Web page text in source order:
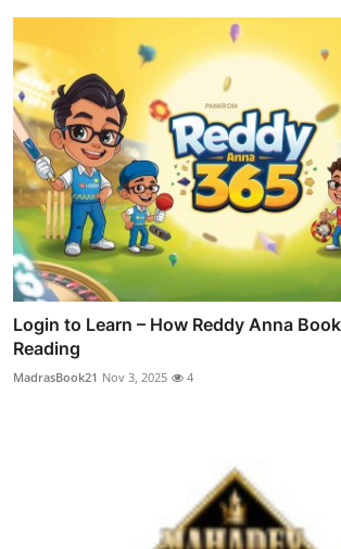
Login to Learn – How Reddy Anna
Reading
MadrasBook21 Nov 3, 2025 4